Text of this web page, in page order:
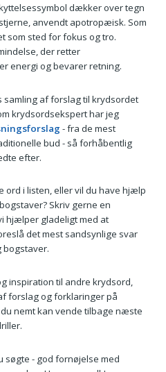
dækker over tegn
anvendt apotropæisk. Som
som sted for fokus og tro.
der retter
energi og bevarer retning.
af forslag til krydsordet
krydsordsekspert har jeg
- fra de mest
bud - så forhåbentlig
efter.
ord i listen, eller vil du have hjælp
Skriv gerne en
hjælper gladeligt med at
det mest sandsynlige svar
inspiration til andre krydsord,
forslag og forklaringer på
nemt kan vende tilbage næste
søgte - god fornøjelse med